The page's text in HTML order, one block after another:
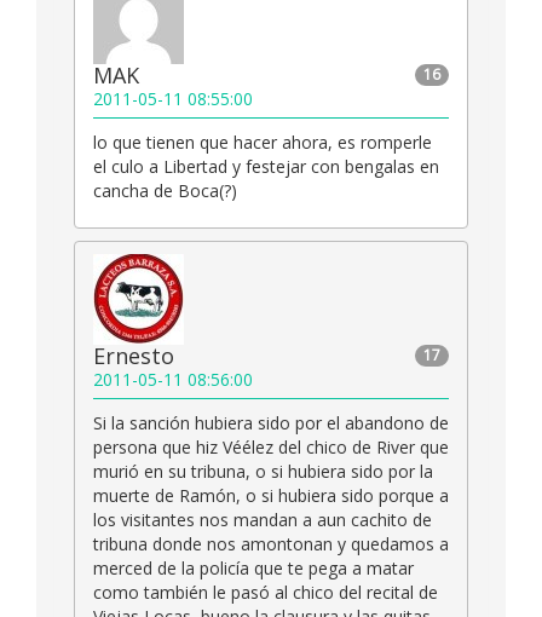
16
MAK
2011-05-11 08:55:00
lo que tienen que hacer ahora, es romperle
el culo a Libertad y festejar con bengalas en
cancha de Boca(?)
17
Ernesto
2011-05-11 08:56:00
Si la sanción hubiera sido por el abandono de
persona que hiz Véélez del chico de River que
murió en su tribuna, o si hubiera sido por la
muerte de Ramón, o si hubiera sido porque a
los visitantes nos mandan a aun cachito de
tribuna donde nos amontonan y quedamos a
merced de la policía que te pega a matar
como también le pasó al chico del recital de